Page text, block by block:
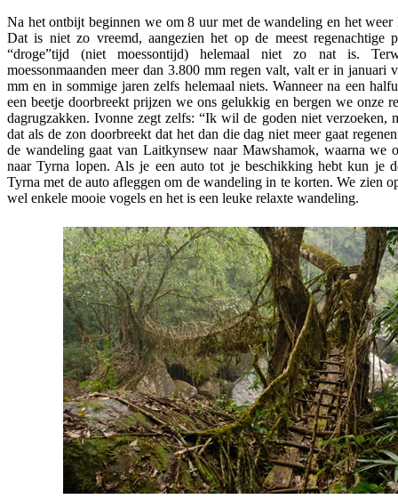
Na het ontbijt beginnen we om 8 uur met de wandeling en het
Dat is niet zo vreemd, aangezien het op de meest regenachtige
“droge”tijd (niet moessontijd) helemaal niet zo nat is.
moessonmaanden meer dan 3.800 mm regen valt, valt er in januari
mm en in sommige jaren zelfs helemaal niets. Wanneer na een
een beetje doorbreekt prijzen we ons gelukkig en bergen we onze
dagrugzakken. Ivonne zegt zelfs: “Ik wil de goden niet verzoeken,
dat als de zon doorbreekt dat het dan die dag niet meer gaat
de wandeling gaat van Laitkynsew naar Mawshamok, waarna we
naar Tyrna lopen. Als je een auto tot je beschikking hebt kun je
Tyrna met de auto afleggen om de wandeling in te korten. We zien
wel enkele mooie vogels en het is een leuke relaxte wandeling.